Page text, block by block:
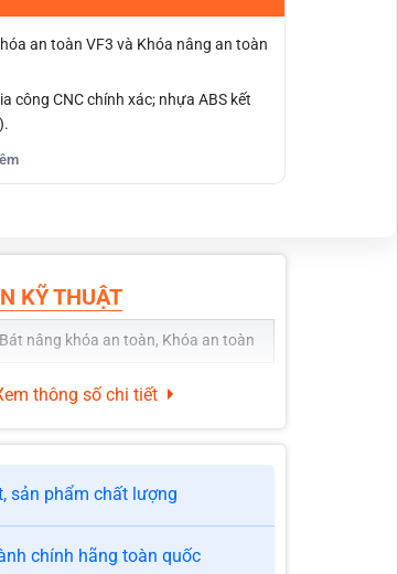
an toàn VF3 và Khóa nâng an toàn
công CNC chính xác; nhựa ABS kết
hưởng nội thất xe.
phù hợp nhiều dáng người.
KỸ THUẬT
Bát nâng khóa an toàn, Khóa an toàn
thông số chi tiết
sản phẩm chất lượng
chính hãng toàn quốc